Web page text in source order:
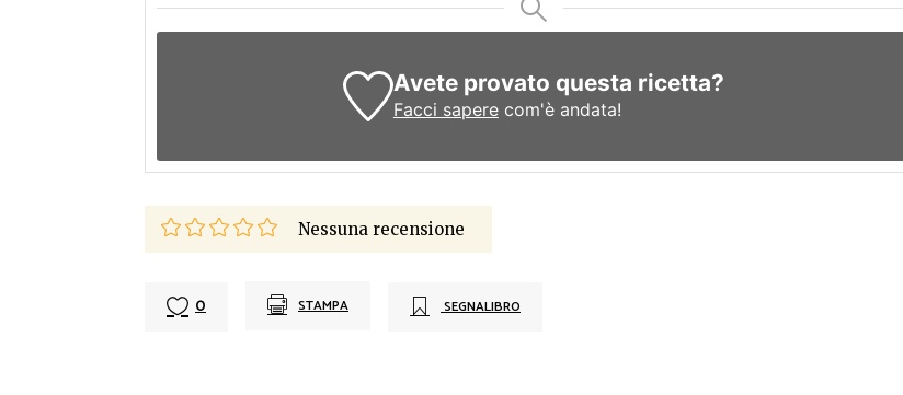
Avete provato questa ricetta?
Facci saperecom'è andata!
Nessuna recensione
0 STAMPA SEGNALIBRO